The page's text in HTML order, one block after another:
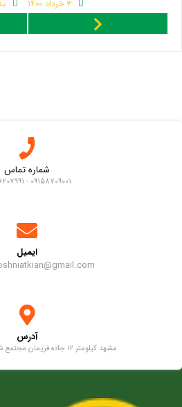
۳ خرداد ۱۴۰۰
شماره تماس
09158709001 - 05136207991
ایمیل
آدرس
مشهد کیلومتر 12 جاده فریمان مجتمع شهید خبیری پلاک B7